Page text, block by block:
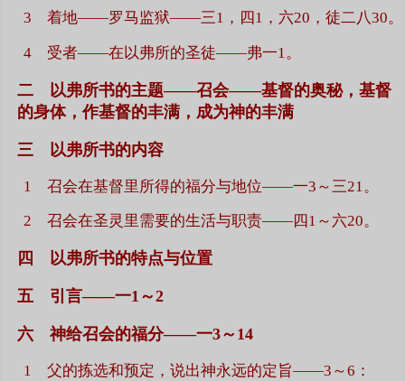
3 着地——罗马监狱——三1，四1，六20，徒二八30。
4 受者——在以弗所的圣徒——弗一1。
二 以弗所书的主题——召会——基督的奥秘，基督
的身体，作基督的丰满，成为神的丰满
三 以弗所书的内容
1 召会在基督里所得的福分与地位——一3～三21。
2 召会在圣灵里需要的生活与职责——四1～六20。
四 以弗所书的特点与位置
五 引言——一1～2
六 神给召会的福分——一3～14
1 父的拣选和预定，说出神永远的定旨——3～6：